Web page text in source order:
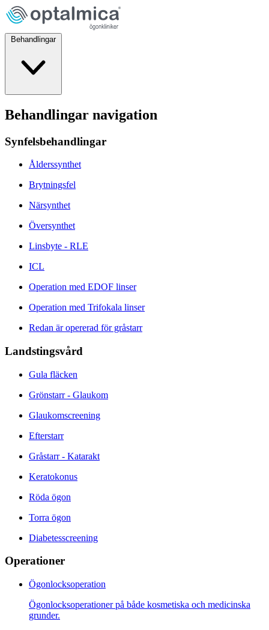
Behandlingar
Behandlingar navigation
Synfelsbehandlingar
Ålderssynthet
Brytningsfel
Närsynthet
Översynthet
Linsbyte - RLE
ICL
Operation med EDOF linser
Operation med Trifokala linser
Redan är opererad för gråstarr
Landstingsvård
Gula fläcken
Grönstarr - Glaukom
Glaukomscreening
Efterstarr
Gråstarr - Katarakt
Keratokonus
Röda ögon
Torra ögon
Diabetesscreening
Operationer
Ögonlocksoperation
Ögonlocksoperationer på både kosmetiska och medicinska
grunder.